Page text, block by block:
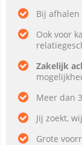
Bij afhalen
Ook voor
Zakelijk
Meer dan
Jij zoekt,
Grote